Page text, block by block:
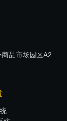
品市场园区A2